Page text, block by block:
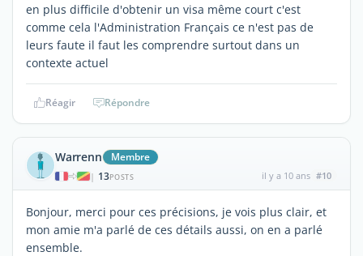
en plus difficile d'obtenir un visa même court c'est
comme cela l'Administration Français ce n'est pas de
leurs faute il faut les comprendre surtout dans un
contexte actuel
Réagir Répondre
Warrenn Membre
| 13POSTS il y a 10 ans #10
Bonjour, merci pour ces précisions, je vois plus clair, et
mon amie m'a parlé de ces détails aussi, on en a parlé
ensemble.